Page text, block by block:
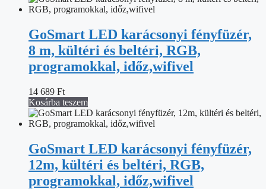
GoSmart LED karácsonyi fényfüzér,
8 m, kültéri és beltéri, RGB,
programokkal, időz,wifivel
14 689 Ft
Kosárba teszem
GoSmart LED karácsonyi fényfüzér,
12m, kültéri és beltéri, RGB,
programokkal, időz,wifivel